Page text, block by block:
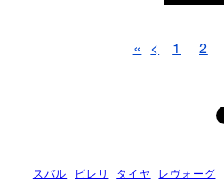
« < 1 2
スバル ピレリ タイヤ レヴォーグ